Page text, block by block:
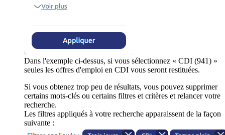
Dans l'exemple ci-dessus, si vous sélectionnez « CDI (941) »
seules les offres d'emploi en CDI vous seront restituées.
Si vous obtenez trop peu de résultats, vous pouvez supprimer
certains mots-clés ou certains filtres et critères et relancer votre
recherche.
Les filtres appliqués à votre recherche apparaissent de la façon
suivante :